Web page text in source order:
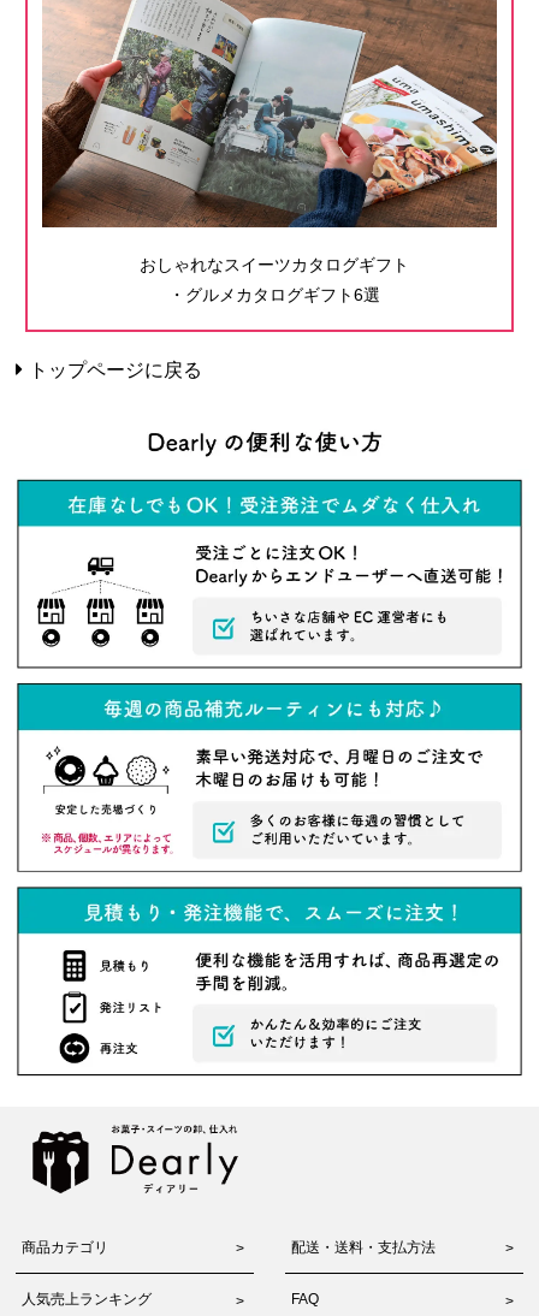
おしゃれなスイーツカタログギフト
・グルメカタログギフト6選
トップページに戻る
商品カテゴリ 配送・送料・支払方法
人気売上ランキング FAQ